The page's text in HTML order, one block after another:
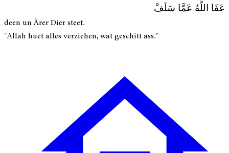
عَفَا اللَّهُ عَمَّا سَلَفْ
deen un Ärer Dier steet.
"Allah huet alles verziehen, wat geschitt ass."